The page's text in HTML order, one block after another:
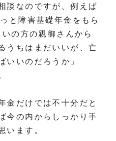
談なのですが、例えば
と障害基礎年金をもら
の方の親御さんから
うちはまだいいが、亡
いいのだろうか」
金だけでは不十分だと
今の内からしっかり手
います。